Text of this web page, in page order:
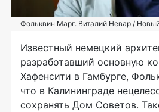
Фольквин Марг. Виталий Невар /
Известный немецкий
разработавший основную
Хафенсити в Гамбурге,
что в Калининграде
сохранять Дом Советов.